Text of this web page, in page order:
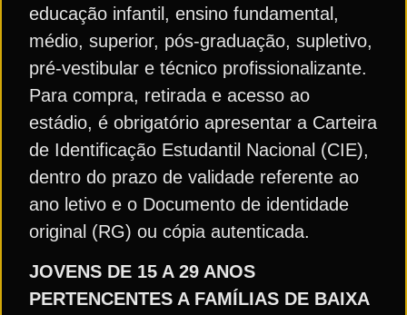
educação infantil, ensino fundamental,
médio, superior, pós-graduação, supletivo,
pré-vestibular e técnico profissionalizante.
Para compra, retirada e acesso ao
estádio, é obrigatório apresentar a Carteira
de Identificação Estudantil Nacional (CIE),
dentro do prazo de validade referente ao
ano letivo e o Documento de identidade
original (RG) ou cópia autenticada.
JOVENS DE 15 A 29 ANOS
PERTENCENTES A FAMÍLIAS DE BAIXA